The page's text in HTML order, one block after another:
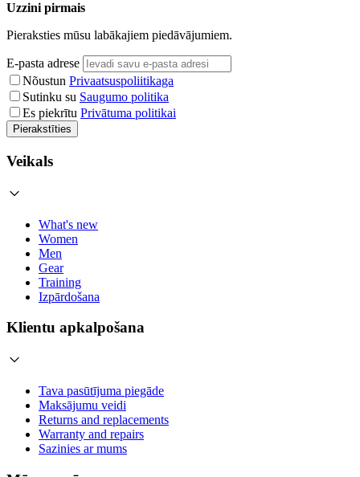
Uzzini pirmais
Pieraksties mūsu labākajiem piedāvājumiem.
E-pasta adrese
Nõustun Privaatsuspoliitikaga
Sutinku su Saugumo politika
Es piekrītu Privātuma politikai
Pierakstīties
Veikals
What's new
Women
Men
Gear
Training
Izpārdošana
Klientu apkalpošana
Tava pasūtījuma piegāde
Maksājumu veidi
Returns and replacements
Warranty and repairs
Sazinies ar mums